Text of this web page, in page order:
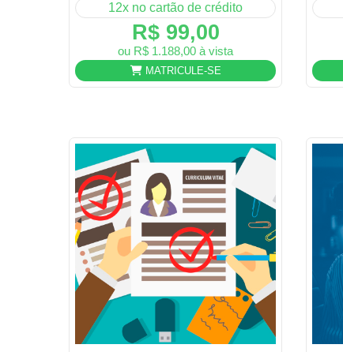
12x no cartão de crédito
R$ 99,00
ou R$ 1.188,00 à vista
MATRICULE-SE